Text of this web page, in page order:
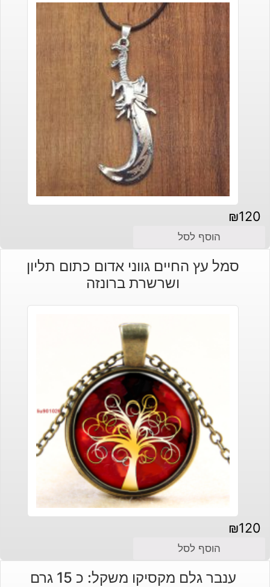
₪120
הוסף לסל
סמל עץ החיים גווני אדום כתום תליון
ושרשרת ברונזה
₪120
הוסף לסל
ענבר גלם מקסיקו משקל: כ 15 גרם